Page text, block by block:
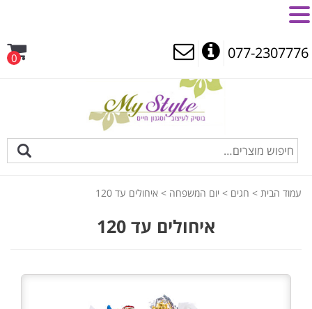
077-2307776
0
עמוד הבית > חגים > יום המשפחה > איחולים עד 120
איחולים עד 120